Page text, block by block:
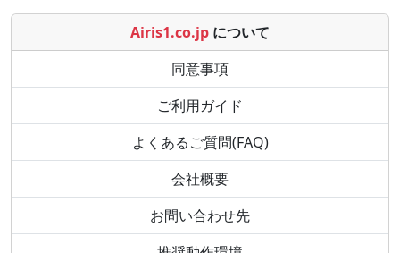
Airis1.co.jp について
同意事項
ご利用ガイド
よくあるご質問(FAQ)
会社概要
お問い合わせ先